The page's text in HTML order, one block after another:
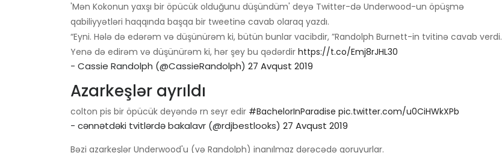
'Mən Kokonun yaxşı bir öpücük olduğunu düşündüm' deyə Twitter-də Underwood-un öpüşmə
qabiliyyətləri haqqında başqa bir tweetinə cavab olaraq yazdı.
“Eyni. Hələ də edərəm və düşünürəm ki, bütün bunlar vacibdir, ”Randolph Burnett-in tvitinə cavab verdi.
Yenə də edirəm və düşünürəm ki, hər şey bu qədərdir https://t.co/Emj8rJHL30
- Cassie Randolph (@CassieRandolph) 27 Avqust 2019
Azarkeşlər ayrıldı
colton pis bir öpücük deyəndə rn seyr edir #BachelorInParadise pic.twitter.com/u0CiHWkXPb
- cənnətdəki tvitlərdə bakalavr (@rdjbestlooks) 27 Avqust 2019
Bəzi azarkeşlər Underwood'u (və Randolph) inanılmaz dərəcədə qoruyurlar.